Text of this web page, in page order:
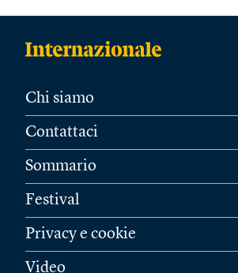
Chi siamo
Contattaci
Sommario
Festival
Privacy e cookie
Video